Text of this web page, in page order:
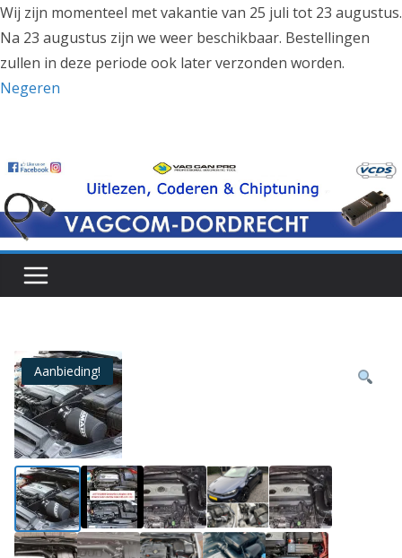
Wij zijn momenteel met vakantie van 25 juli tot 23 augustus.
Na 23 augustus zijn we weer beschikbaar. Bestellingen
zullen in deze periode ook later verzonden worden.
Negeren
de
inhoud
Aanbieding!